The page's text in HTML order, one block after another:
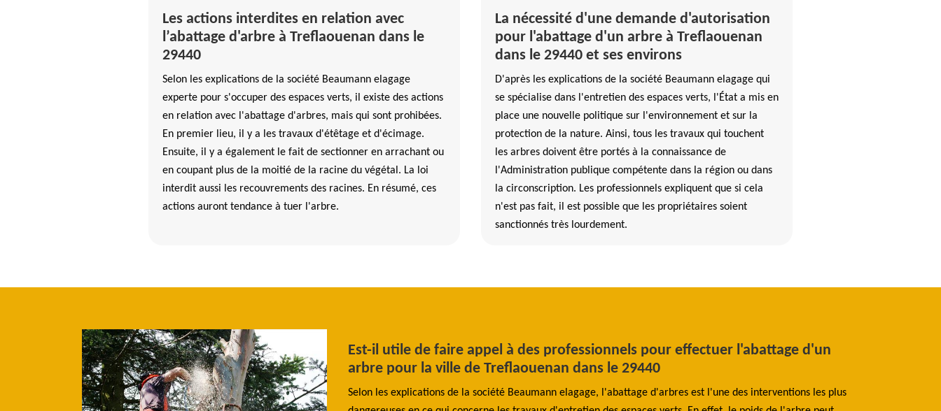
Les actions interdites en relation avec
l’abattage d'arbre à Treflaouenan dans le
29440
Selon les explications de la société Beaumann elagage
experte pour s'occuper des espaces verts, il existe des actions
en relation avec l'abattage d'arbres, mais qui sont prohibées.
En premier lieu, il y a les travaux d'étêtage et d'écimage.
Ensuite, il y a également le fait de sectionner en arrachant ou
en coupant plus de la moitié de la racine du végétal. La loi
interdit aussi les recouvrements des racines. En résumé, ces
actions auront tendance à tuer l'arbre.
La nécessité d'une demande d'autorisation
pour l'abattage d'un arbre à Treflaouenan
dans le 29440 et ses environs
D'après les explications de la société Beaumann elagage qui
se spécialise dans l'entretien des espaces verts, l'État a mis en
place une nouvelle politique sur l'environnement et sur la
protection de la nature. Ainsi, tous les travaux qui touchent
les arbres doivent être portés à la connaissance de
l'Administration publique compétente dans la région ou dans
la circonscription. Les professionnels expliquent que si cela
n'est pas fait, il est possible que les propriétaires soient
sanctionnés très lourdement.
abattage d'arbre à Treflaouenan
le métier de paysagiste, de jardinier et d’élagueur. Un de leur point
la verdure. Les arbres sont des êtres vivants, donc il peut vieillir, tomber
Est-il utile de faire appel à des professionnels pour effectuer l'abattage d'un
arbre pour la ville de Treflaouenan dans le 29440
Selon les explications de la société Beaumann elagage, l'abattage d'arbres est l'une des interventions les plus